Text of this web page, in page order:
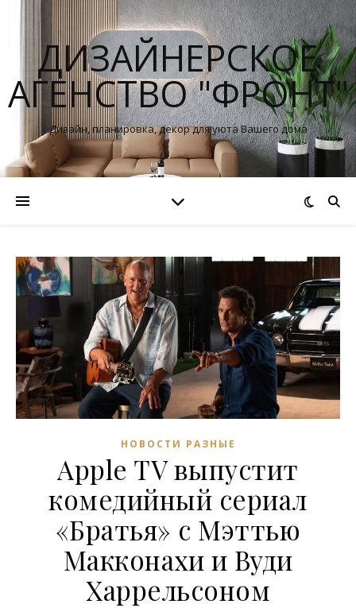
ДИЗАЙНЕРСКОЕ
АГЕНСТВО "ФРОНТ"
Дизайн, планировка, декор для уюта Вашего дома
НОВОСТИ РАЗНЫЕ
Apple TV выпустит
комедийный сериал
«Братья» с Мэттью
Макконахи и Вуди
Харрельсоном